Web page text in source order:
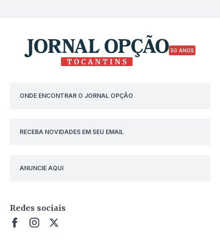
50 ANOS
ONDE ENCONTRAR O JORNAL OPÇÃO
RECEBA NOVIDADES EM SEU EMAIL
ANUNCIE AQUI
Redes sociais